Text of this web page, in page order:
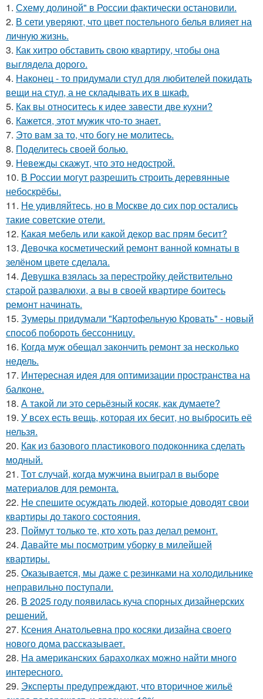
1. Схему долиной" в России фактически остановили.
2. В сети уверяют, что цвет постельного белья влияет на
личную жизнь.
3. Как хитро обставить свою квартиру, чтобы она
выглядела дорого.
4. Наконец - то придумали стул для любителей покидать
вещи на стул, а не складывать их в шкаф.
5. Как вы относитесь к идее завести две кухни?
6. Кажется, этот мужик что-то знает.
7. Это вам за то, что богу не молитесь.
8. Поделитесь своей болью.
9. Невежды скажут, что это недострой.
10. В России могут разрешить строить деревянные
небоскрёбы.
11. Не удивляйтесь, но в Москве до сих пор остались
такие советские отели.
12. Какая мебель или какой декор вас прям бесит?
13. Девочка косметический ремонт ванной комнаты в
зелёном цвете сделала.
14. Девушка взялась за перестройку действительно
старой развалюхи, а вы в своей квартире боитесь
ремонт начинать.
15. Зумеры придумали "Картофельную Кровать" - новый
способ побороть бессонницу.
16. Когда муж обещал закончить ремонт за несколько
недель.
17. Интересная идея для оптимизации пространства на
балконе.
18. А такой ли это серьёзный косяк, как думаете?
19. У всех есть вещь, которая их бесит, но выбросить её
нельзя.
20. Как из базового пластикового подоконника сделать
модный.
21. Тот случай, когда мужчина выиграл в выборе
материалов для ремонта.
22. Не спешите осуждать людей, которые доводят свои
квартиры до такого состояния.
23. Поймут только те, кто хоть раз делал ремонт.
24. Давайте мы посмотрим уборку в милейшей
квартиры.
25. Оказывается, мы даже с резинками на холодильнике
неправильно поступали.
26. В 2025 году появилась куча спорных дизайнерских
решений.
27. Ксения Анатольевна про косяки дизайна своего
нового дома рассказывает.
28. На американских барахолках можно найти много
интересного.
29. Эксперты предупреждают, что вторичное жильё